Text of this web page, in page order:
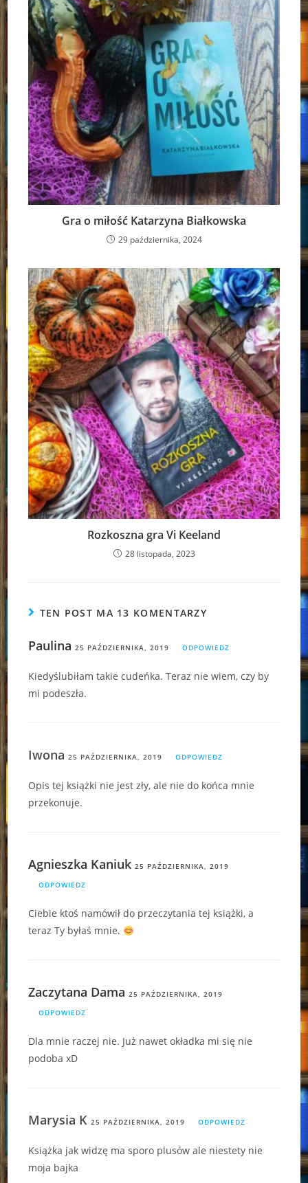
Gra o miłość Katarzyna Białkowska
29 października, 2024
Rozkoszna gra Vi Keeland
28 listopada, 2023
TEN POST MA 13 KOMENTARZY
Paulina 25 PAŹDZIERNIKA, 2019 ODPOWIEDZ
Kiedyślubiłam takie cudeńka. Teraz nie wiem, czy by
mi podeszła.
Iwona25 PAŹDZIERNIKA, 2019 ODPOWIEDZ
Opis tej książki nie jest zły, ale nie do końca mnie
przekonuje.
Agnieszka Kaniuk 25 PAŹDZIERNIKA, 2019
ODPOWIEDZ
Ciebie ktoś namówił do przeczytania tej książki, a
teraz Ty byłaś mnie.
Zaczytana Dama 25 PAŹDZIERNIKA, 2019
ODPOWIEDZ
Dla mnie raczej nie. Już nawet okładka mi się nie
podoba xD
Marysia K25 PAŹDZIERNIKA, 2019 ODPOWIEDZ
Książka jak widzę ma sporo plusów ale niestety nie
moja bajka